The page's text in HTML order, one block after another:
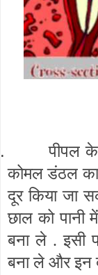
पीपल
कोमल डंठल का
दूर किया जा
छाल को
बना ले . इसी
बना ले और इन